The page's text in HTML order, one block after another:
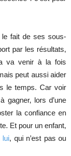
le fait de ses sous-
par les résultats,
va venir à la fois
peut aussi aider
le temps. Car voir
gagner, lors d’une
la confiance en
Et pour un enfant,
lui, qui n’est pas ou